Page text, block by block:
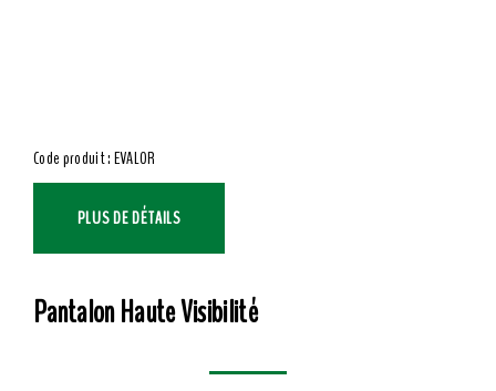
Code produit : EVALOR
PLUS DE DÉTAILS
Pantalon Haute Visibilité